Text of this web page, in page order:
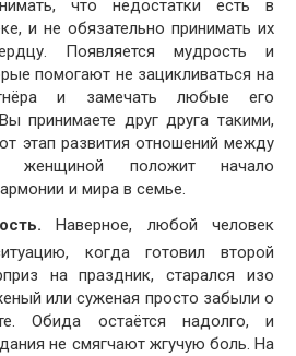
что недостатки есть в
и не обязательно принимать их
Появляется мудрость и
помогают не зацикливаться на
и замечать любые его
принимаете друг друга такими,
этап развития отношений между
женщиной положит начало
и мира в семье.
Наверное, любой человек
когда готовил второй
на праздник, старался изо
или суженая просто забыли о
Обида остаётся надолго, и
не смягчают жгучую боль. На